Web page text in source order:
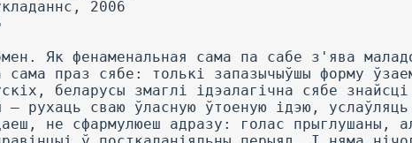
2006
Як фенаменальная сама па сабе з'ява
сама праз сябе: толькі запазычыўшы форму
беларусы змаглі ідэалагічна сябе
рухаць сваю ўласную ўтоеную ідэю,
не сфармулюеш адразу: голас прыглушаны,